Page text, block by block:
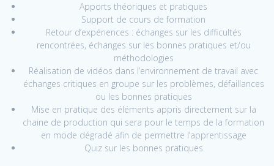
Apports théoriques et pratiques
Support de cours de formation
Retour d’expériences : échanges sur les difficultés
rencontrées, échanges sur les bonnes pratiques et/ou
méthodologies
Réalisation de vidéos dans l’environnement de travail avec
échanges critiques en groupe sur les problèmes, défaillances
ou les bonnes pratiques
Mise en pratique des éléments appris directement sur la
chaine de production qui sera pour le temps de la formation
en mode dégradé afin de permettre l’apprentissage
Quiz sur les bonnes pratiques